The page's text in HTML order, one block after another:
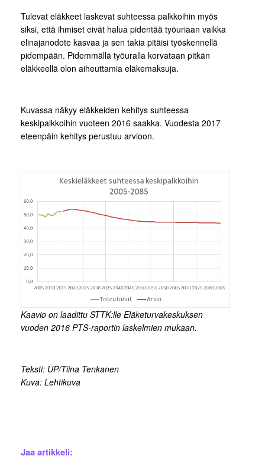
Tulevat eläkkeet laskevat suhteessa palkkoihin myös
siksi, että ihmiset eivät halua pidentää työuriaan vaikka
elinajanodote kasvaa ja sen takia pitäisi työskennellä
pidempään. Pidemmällä työuralla korvataan pitkän
eläkkeellä olon aiheuttamia eläkemaksuja.
Kuvassa näkyy eläkkeiden kehitys suhteessa
keskipalkkoihin vuoteen 2016 saakka. Vuodesta 2017
eteenpäin kehitys perustuu arvioon.
Kaavio on laadittu STTK:lle Eläketurvakeskuksen
vuoden 2016 PTS-raportin laskelmien mukaan.
Teksti: UP/Tiina Tenkanen
Kuva: Lehtikuva
Jaa artikkeli: